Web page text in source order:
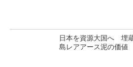
日本を資源大国へ 埋
島レアアース泥の価値